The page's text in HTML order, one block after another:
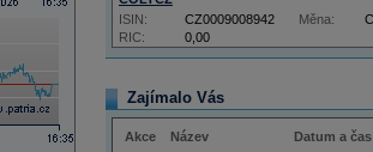
RIC: 0,00
ISIN: CZ0009008942 Měna:
Zajímalo Vás
Akce Název Datum a čas